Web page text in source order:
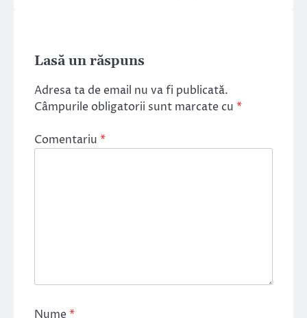
Lasă un răspuns
Adresa ta de email nu va fi publicată.
Câmpurile obligatorii sunt marcate cu *
Comentariu *
Nume*